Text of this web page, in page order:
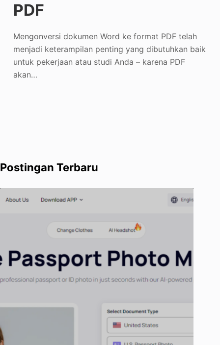
PDF
Mengonversi dokumen Word ke format PDF telah
menjadi keterampilan penting yang dibutuhkan baik
untuk pekerjaan atau studi Anda – karena PDF
akan…
Postingan Terbaru